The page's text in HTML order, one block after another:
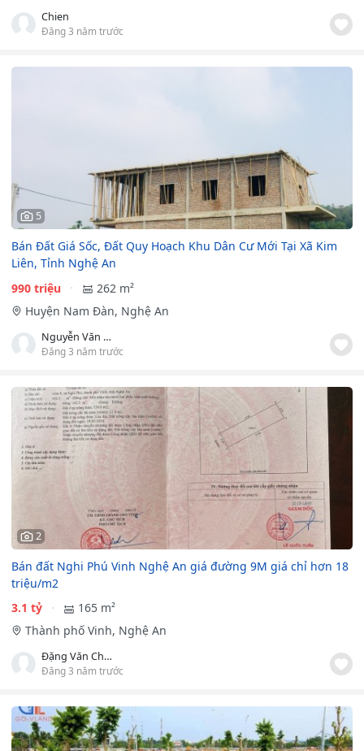
Chien
Đăng 3 năm trước
5
Bán Đất Giá Sốc, Đất Quy Hoạch Khu Dân Cư Mới Tại Xã Kim
Liên, Tỉnh Nghệ An
990 triệu
262 m²
Huyện Nam Đàn, Nghệ An
Nguyễn Văn Nam
Đăng 3 năm trước
2
Bán đất Nghi Phú Vinh Nghệ An giá đường 9M giá chỉ hơn 18
triệu/m2
3.1 tỷ
165 m²
Thành phố Vinh, Nghệ An
Đặng Văn Chương
Đăng 3 năm trước